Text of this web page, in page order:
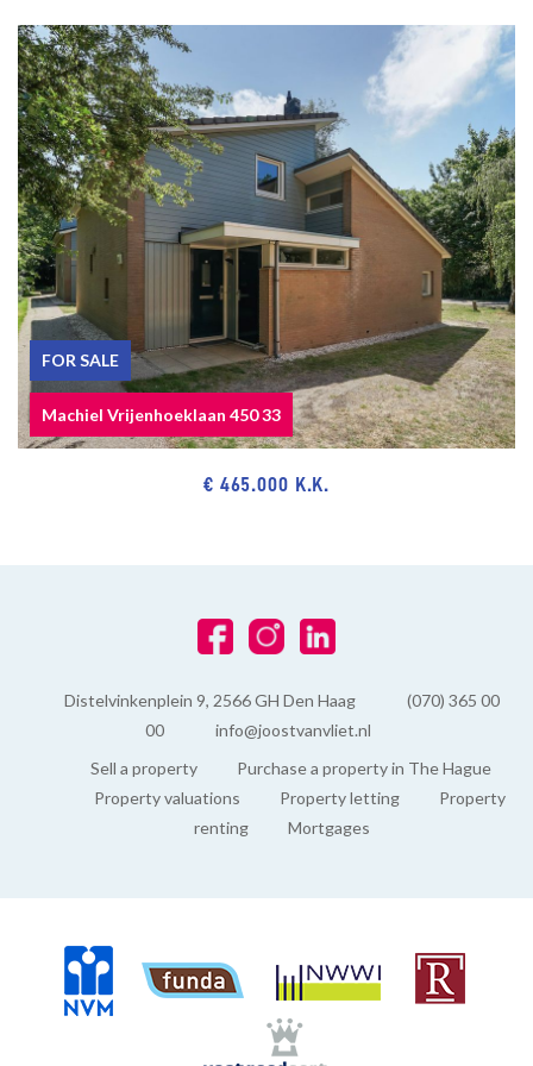
Public transport and main roads through Westland Road and
Hubertustunnel.
Close to European- and International School of The Hague, various
schools and sport facilities.
The measurement instruction is based on NEN2580. The
measurement instruction is intended to apply a more uniform way
of measuring for giving an indication of the use surface. The
measurement instruction can not completely close differences in
measurement results, for example by differences in interpretation,
rounding or limitations in the performance of the measurement.
FOR SALE
Machiel Vrijenhoeklaan 450 33
€ 465.000 K.K.
Distelvinkenplein 9, 2566 GH Den Haag
(070) 365 00
00
info@joostvanvliet.nl
Sell a property
Purchase a property in The Hague
Property valuations
Property letting
Property
renting
Mortgages